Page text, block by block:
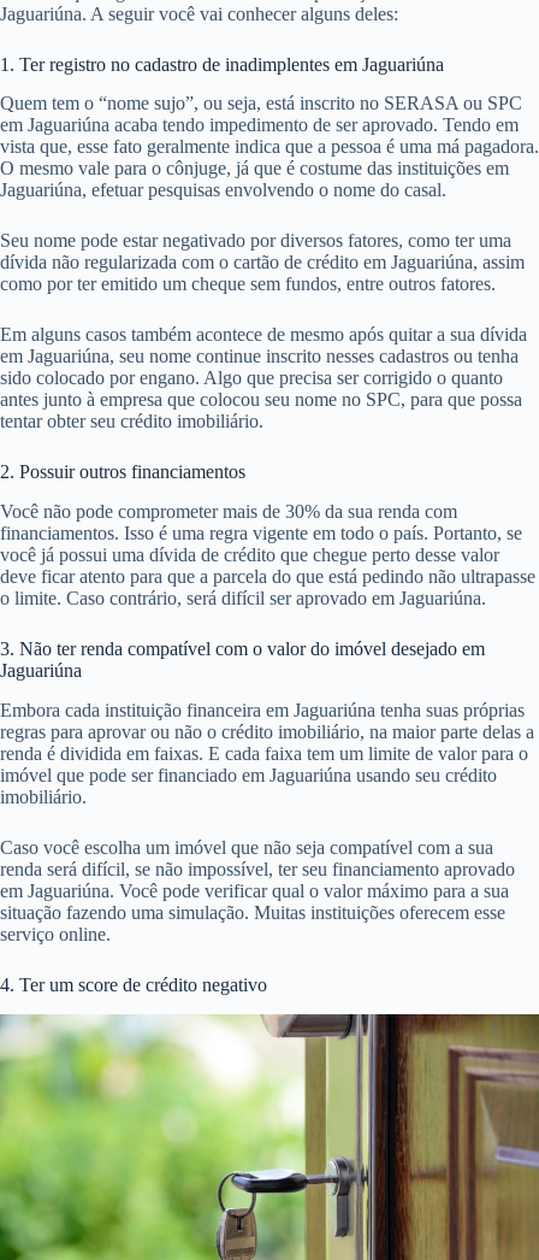
Jaguariúna. A seguir você vai conhecer alguns deles:
1. Ter registro no cadastro de inadimplentes em Jaguariúna
Quem tem o “nome sujo”, ou seja, está inscrito no SERASA ou SPC
em Jaguariúna acaba tendo impedimento de ser aprovado. Tendo em
vista que, esse fato geralmente indica que a pessoa é uma má pagadora.
O mesmo vale para o cônjuge, já que é costume das instituições em
Jaguariúna, efetuar pesquisas envolvendo o nome do casal.
Seu nome pode estar negativado por diversos fatores, como ter uma
dívida não regularizada com o cartão de crédito em Jaguariúna, assim
como por ter emitido um cheque sem fundos, entre outros fatores.
Em alguns casos também acontece de mesmo após quitar a sua dívida
em Jaguariúna, seu nome continue inscrito nesses cadastros ou tenha
sido colocado por engano. Algo que precisa ser corrigido o quanto
antes junto à empresa que colocou seu nome no SPC, para que possa
tentar obter seu crédito imobiliário.
2. Possuir outros financiamentos
Você não pode comprometer mais de 30% da sua renda com
financiamentos. Isso é uma regra vigente em todo o país. Portanto, se
você já possui uma dívida de crédito que chegue perto desse valor
deve ficar atento para que a parcela do que está pedindo não ultrapasse
o limite. Caso contrário, será difícil ser aprovado em Jaguariúna.
3. Não ter renda compatível com o valor do imóvel desejado em
Jaguariúna
Embora cada instituição financeira em Jaguariúna tenha suas próprias
regras para aprovar ou não o crédito imobiliário, na maior parte delas a
renda é dividida em faixas. E cada faixa tem um limite de valor para o
imóvel que pode ser financiado em Jaguariúna usando seu crédito
imobiliário.
Caso você escolha um imóvel que não seja compatível com a sua
renda será difícil, se não impossível, ter seu financiamento aprovado
em Jaguariúna. Você pode verificar qual o valor máximo para a sua
situação fazendo uma simulação. Muitas instituições oferecem esse
serviço online.
4. Ter um score de crédito negativo